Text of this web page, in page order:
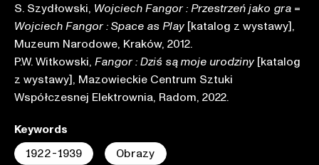
Keywords
1922-1939 Obrazy
S. Szydłowski, Wojciech Fangor : Przestrzeń jako gra =
Wojciech Fangor : Space as Play [katalog z wystawy],
Muzeum Narodowe, Kraków, 2012.
P.W. Witkowski, Fangor : Dziś są moje urodziny [katalog
z wystawy], Mazowieckie Centrum Sztuki
Współczesnej Elektrownia, Radom, 2022.